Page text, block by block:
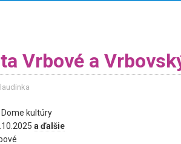
Vrbové a
kultúry
a ďalšie